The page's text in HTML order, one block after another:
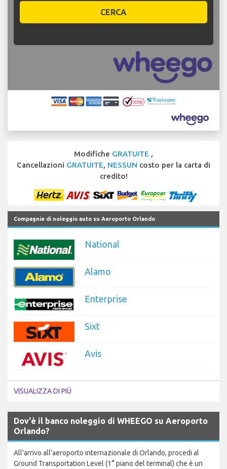
CERCA
Modifiche GRATUITE ,
Cancellazioni GRATUITE, NESSUN costo per la carta di
credito!
Compagnie di noleggio auto su Aeroporto Orlando
National
Alamo
Enterprise
Sixt
Avis
VISUALIZZA DI PIÙ
Dov'è il banco noleggio di WHEEGO su Aeroporto
Orlando?
All'arrivo all'aeroporto internazionale di Orlando, procedi al
Ground Transportation Level (1° piano del terminal) che è un